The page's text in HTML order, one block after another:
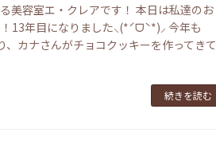
美容室エ・クレアです！ 本日は私達のお
13年目になりました⸜(*ˊᗜˋ*)⸝ 今年も
カナさんがチョコクッキーを作ってきて
続きを読む